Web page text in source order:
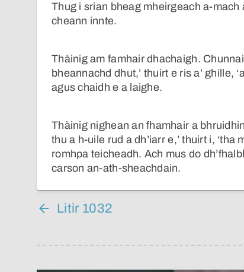
Thug i srian bheag mheirgeach a-
cheann innte.
Thàinig am famhair dhachaigh.
bheannachd dhut,’ thuirt e ris a’ ghille,
agus chaidh e a laighe.
Thàinig nighean an fhamhair a
thu a h-uile rud a dh’iarr e,’ thuirt i, ‘tha
romhpa teicheadh. Ach mus do
carson an-ath-sheachdain.
Litir 1032